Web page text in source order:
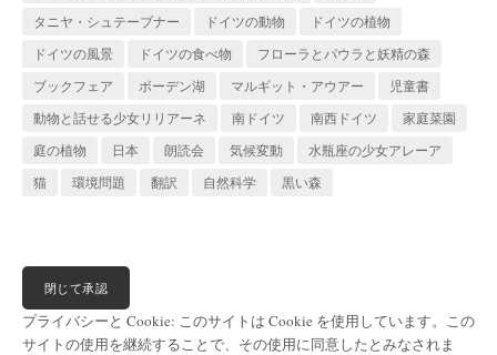
タニヤ・シュテーブナー
ドイツの動物
ドイツの植物
ドイツの風景
ドイツの食べ物
フローラとパウラと妖精の森
ブックフェア
ボーデン湖 マルギット・アウアー
児童書
動物と話せる少女リリアーネ
南ドイツ 南西ドイツ
家庭菜園
庭の植物
日本 朗読会 気候変動
水瓶座の少女アレーア
猫
環境問題 翻訳 自然科学 黒い森
プライバシーと Cookie: このサイトは Cookie を使用しています。この
サイトの使用を継続することで、その使用に同意したとみなされま